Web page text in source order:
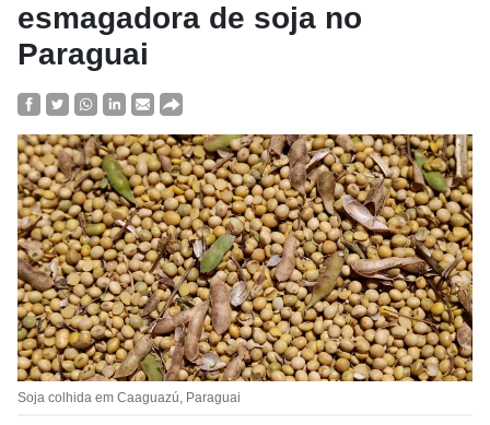
esmagadora de soja no
Paraguai
Soja colhida em Caaguazú, Paraguai